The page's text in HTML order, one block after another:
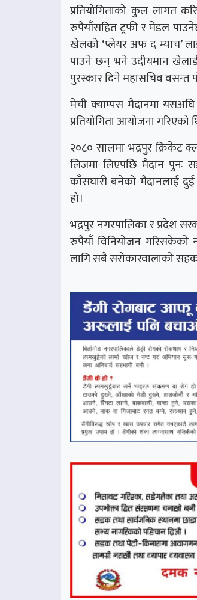
प्रतियोगिताको कुल लागत
रुपैयाँसहित ट्रफी र मेडल
खेलको ‘प्लेयर अफ द म्याच’
पाउने छन् भने उदीयमान
पुरस्कार दिने महासचिव वसन्त
मेची क्याम्पस मैदानमा यसअघि
प्रतियोगिता आयोजना
२०८० सालमा भद्रपुर क्रिकेट
लिजमा लिएपछि मैदान पुनः
काँसघारी बनेको मैदानलाई दुई
हो।
भद्रपुर नगरपालिका र प्रदेश
रुपैयाँ विनियोजन गरिसकेको
लागि सबै सरोकारवालाको